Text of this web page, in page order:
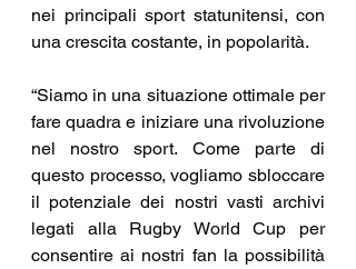
nei principali sport statunitensi, con
una crescita costante, in popolarità.
“Siamo in una situazione ottimale per
fare quadra e iniziare una rivoluzione
nel nostro sport. Come parte di
questo processo, vogliamo sbloccare
il potenziale dei nostri vasti archivi
legati alla Rugby World Cup per
consentire ai nostri fan la possibilità